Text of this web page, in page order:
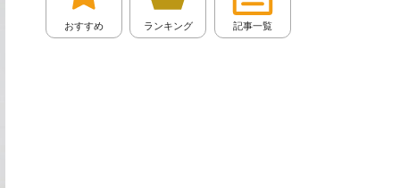
おすすめ ランキング 記事一覧